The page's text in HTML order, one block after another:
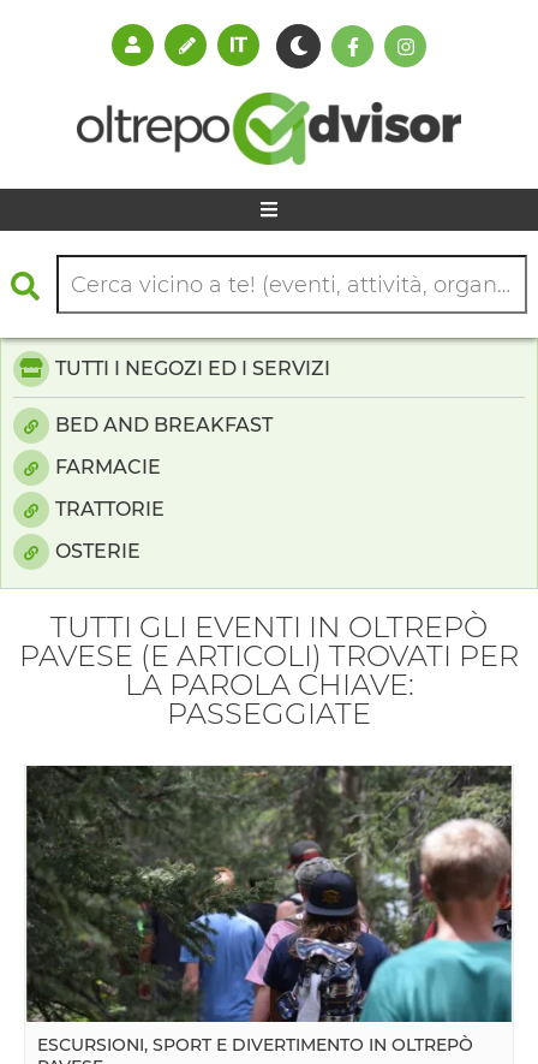
TUTTI I NEGOZI ED I SERVIZI
BED AND BREAKFAST
FARMACIE
TRATTORIE
OSTERIE
TUTTI GLI EVENTI IN OLTREPÒ
PAVESE (E ARTICOLI) TROVATI PER
LA PAROLA CHIAVE:
PASSEGGIATE
ESCURSIONI, SPORT E DIVERTIMENTO IN OLTREPÒ